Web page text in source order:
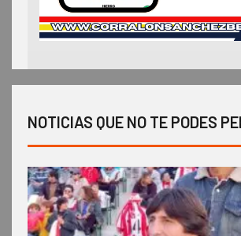
NOTICIAS QUE NO TE PODES